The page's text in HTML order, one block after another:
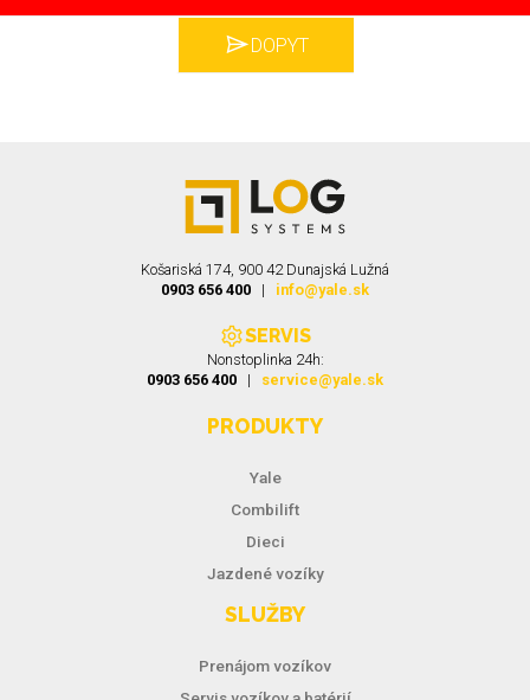
DOPYT
Košariská 174, 900 42 Dunajská Lužná
0903 656 400 | info@yale.sk
SERVIS
Nonstoplinka 24h:
0903 656 400 | service@yale.sk
PRODUKTY
Yale
Combilift
Dieci
Jazdené vozíky
SLUŽBY
Prenájom vozíkov